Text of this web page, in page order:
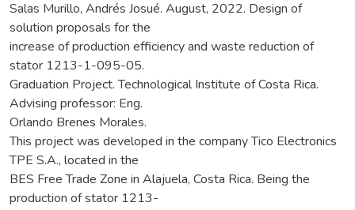
Salas Murillo, Andrés Josué. August, 2022. Design of
solution proposals for the
increase of production efficiency and waste reduction of
stator 1213-1-095-05.
Graduation Project. Technological Institute of Costa Rica.
Advising professor: Eng.
Orlando Brenes Morales.
This project was developed in the company Tico Electronics
TPE S.A., located in the
BES Free Trade Zone in Alajuela, Costa Rica. Being the
production of stator 1213-